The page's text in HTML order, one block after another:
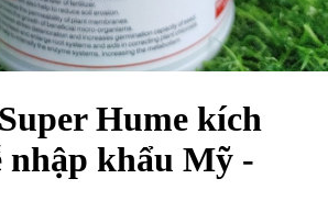
Hume kích
khẩu Mỹ -